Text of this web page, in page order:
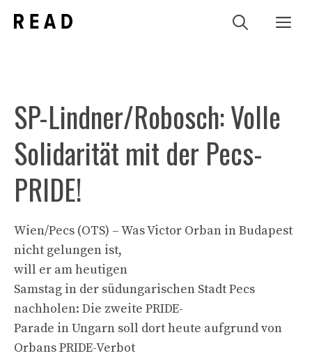
Inhalt
SP-Lindner/Robosch: Volle
Solidarität mit der Pecs-
PRIDE!
Wien/Pecs (OTS) – Was Victor Orban in Budapest
nicht gelungen ist,
will er am heutigen
Samstag in der südungarischen Stadt Pecs
nachholen: Die zweite PRIDE-
Parade in Ungarn soll dort heute aufgrund von
Orbans PRIDE-Verbot